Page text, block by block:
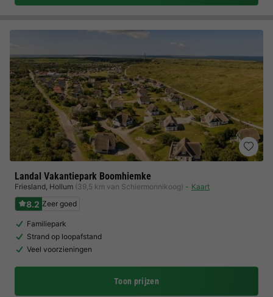
Landal Vakantiepark Boomhiemke
Friesland, Hollum (39,5 km van Schiermonnikoog) Kaart
8.2 Zeer goed
Familiepark
Strand op loopafstand
Veel voorzieningen
Toon prijzen